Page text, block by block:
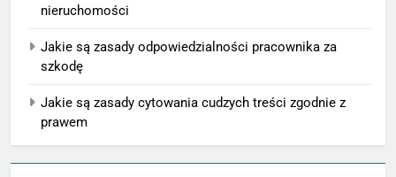
nieruchomości
Jakie są zasady odpowiedzialności pracownika za
szkodę
Jakie są zasady cytowania cudzych treści zgodnie z
prawem